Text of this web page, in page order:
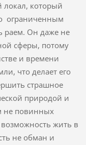
локал, который
ограниченным
раем. Он даже не
сферы, потому
и времени
что делает его
страшное
природой и
не повинных
жить в
не обман и